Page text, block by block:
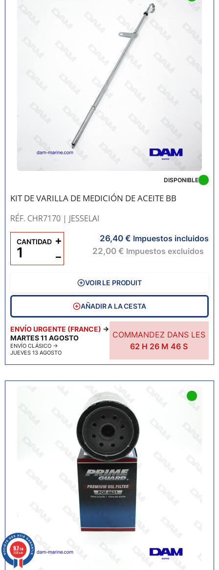
KIT DE VARILLA DE MEDICIÓN DE ACEITE BB
RÉF. CHR7170 | JESSELAI
ENVÍO URGENTE (FRANCE) →
MARTES 11 AGOSTO
ENVÍO CLÁSICO →
JUEVES 13 AGOSTO
COMMANDEZ DANS LES
62 H 26 M45 S
DISPONIBLE
26,40 € Impuestos incluidos
22,00 € Impuestos excluidos
CANTIDAD
−
+
VOIR LE PRODUIT
AÑADIR A LA CESTA
9.7/10
3335 avis